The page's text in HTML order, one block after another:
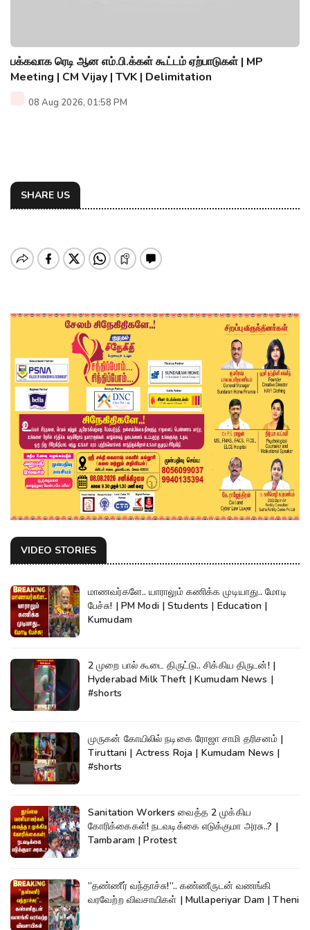
பக்கவாக ரெடி ஆன எம்.பி.க்கள் கூட்டம் ஏற்பாடுகள் | MP
Meeting | CM Vijay | TVK | Delimitation
08 Aug 2026, 01:58 PM
SHARE US
VIDEO STORIES
மாணவர்களே.. யாராலும் கணிக்க முடியாது.. மோடி
பேச்சு! | PM Modi | Students | Education |
Kumudam
2 முறை பால் கூடை திருட்டு.. சிக்கிய திருடன்! |
Hyderabad Milk Theft | Kumudam News |
#shorts
முருகன் கோயிலில் நடிகை ரோஜா சாமி தரிசனம் |
Tiruttani | Actress Roja | Kumudam News |
#shorts
Sanitation Workers வைத்த 2 முக்கிய
கோரிக்கைகள்! நடவடிக்கை எடுக்குமா அரசு..? |
Tambaram | Protest
“தண்ணீர் வந்தாச்சு!”.. கண்ணீருடன் வணங்கி
வரவேற்ற விவசாயிகள் | Mullaperiyar Dam | Theni